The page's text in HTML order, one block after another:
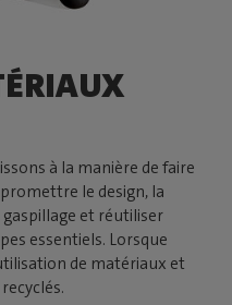
à la manière de faire
le design, la
et réutiliser
essentiels. Lorsque
de matériaux et